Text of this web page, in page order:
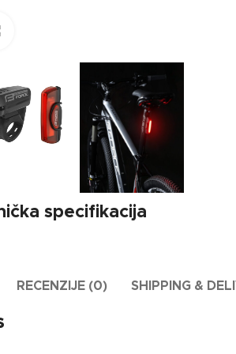
specifikacija
RECENZIJE (0) SHIPPING &